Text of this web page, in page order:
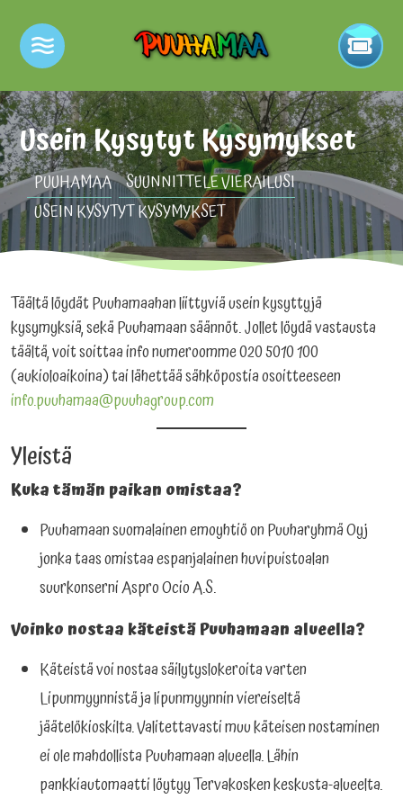
Usein Kysytyt Kysymykset
PUUHAMAA SUUNNITTELE VIERAILUSI
USEIN KYSYTYT KYSYMYKSET
Täältä löydät Puuhamaahan liittyviä usein kysyttyjä
kysymyksiä, sekä Puuhamaan säännöt. Jollet löydä vastausta
täältä, voit soittaa info numeroomme 020 5010 100
(aukioloaikoina) tai lähettää sähköpostia osoitteeseen
info.puuhamaa@puuhagroup.com
Yleistä
Kuka tämän paikan omistaa?
Puuhamaan suomalainen emoyhtiö on Puuharyhmä Oyj
jonka taas omistaa espanjalainen huvipuistoalan
suurkonserni Aspro Ocio A.S.
Voinko nostaa käteistä Puuhamaan alueella?
Käteistä voi nostaa säilytyslokeroita varten
Lipunmyynnistä ja lipunmyynnin viereiseltä
jäätelökioskilta. Valitettavasti muu käteisen nostaminen
ei ole mahdollista Puuhamaan alueella. Lähin
pankkiautomaatti löytyy Tervakosken keskusta-alueelta.